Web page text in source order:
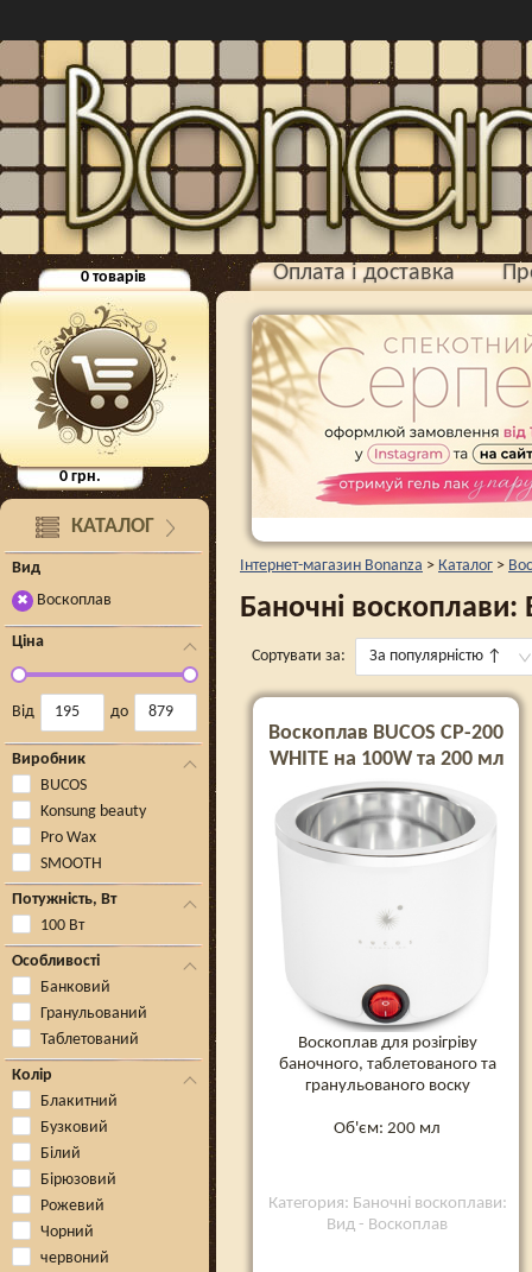
0 товарів
0грн.
КАТАЛОГ
Вид
✖ Воскоплав
Ціна
Від до
Виробник
BUCOS
Konsung beauty
Pro Wax
SMOOTH
Потужність, Вт
100 Вт
Особливості
Банковий
Гранульований
Таблетований
Колір
Блакитний
Бузковий
Білий
Бірюзовий
Рожевий
Чорний
червоний
Оплата і доставка
Інтернет-магазин Bonanza > Каталог >
Баночні
Сортувати за: За популярністю ↑
Воскоплав BUCOS CP-200
WHITE на 100W та 200 мл
Воскоплав для розігріву
баночного, таблетованого та
гранульованого воску
Об'єм: 200 мл
Категория: Баночні воскоплави:
Вид - Воскоплав